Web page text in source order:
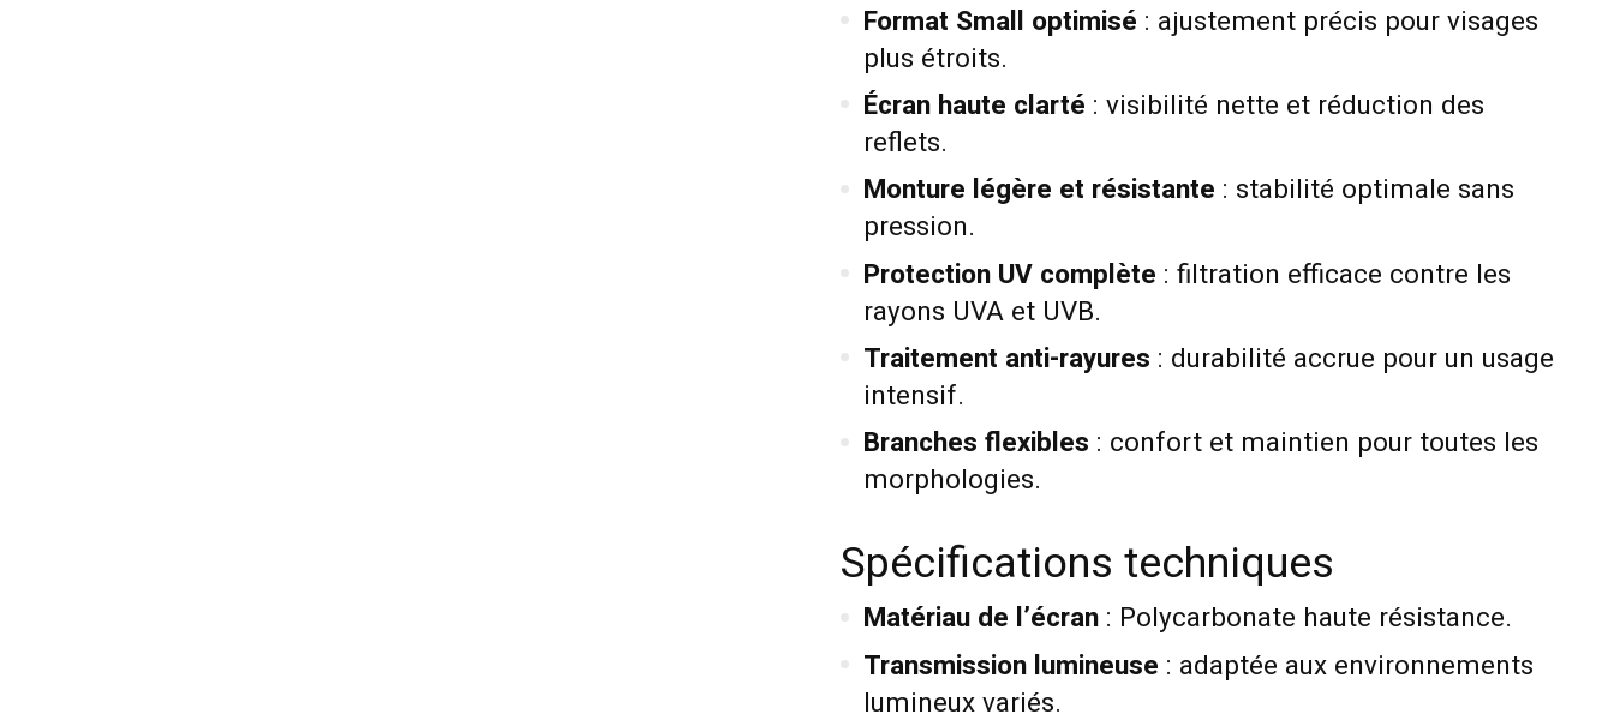
Format Small optimisé : ajustement précis pour visages
plus étroits.
Écran haute clarté : visibilité nette et réduction des
reflets.
Monture légère et résistante : stabilité optimale sans
pression.
Protection UV complète : filtration efficace contre les
rayons UVA et UVB.
Traitement anti-rayures : durabilité accrue pour un usage
intensif.
Branches flexibles : confort et maintien pour toutes les
morphologies.
Spécifications techniques
Matériau de l’écran: Polycarbonate haute résistance.
Transmission lumineuse : adaptée aux environnements
lumineux variés.